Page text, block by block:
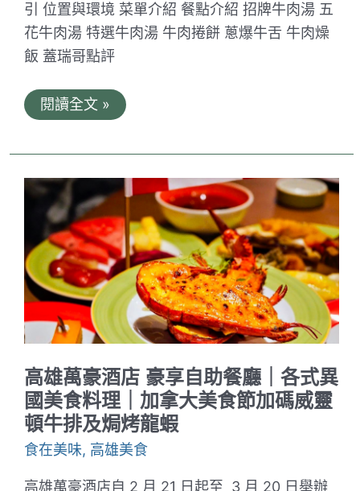
引 位置與環境 菜單介紹 餐點介紹 招牌牛肉湯 五
花牛肉湯 特選牛肉湯 牛肉捲餅 蔥爆牛舌 牛肉燥
飯 蓋瑞哥點評
文
章
東
寧
旗
艦
店
｜
台
南
牛
肉
湯
推
不
只
觀
光
客
愛
吃，
也
閱讀全文 »
高雄萬豪酒店 豪享自助餐廳｜各式異
國美食料理｜加拿大美食節加碼威靈
頓牛排及焗烤龍蝦
食在美味, 高雄美食
高雄萬豪酒店自 2 月 21 日起至 3 月 20 日舉辦